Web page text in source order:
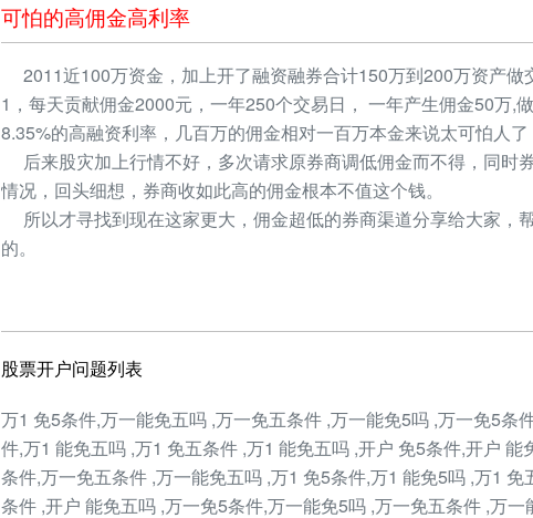
可怕的高佣金高利率
2011近100万资金，加上开了融资融券合计150万到200万资产做
1，每天贡献佣金2000元，一年250个交易日， 一年产生佣金50万,
8.35%的高融资利率，几百万的佣金相对一百万本金来说太可怕人了
后来股灾加上行情不好，多次请求原券商调低佣金而不得，同时
情况，回头细想，券商收如此高的佣金根本不值这个钱。
所以才寻找到现在这家更大，佣金超低的券商渠道分享给大家，
的。
股票开户问题列表
万1 免5条件,万一能免五吗 ,万一免五条件 ,万一能免5吗 ,万一免5条
件,万1 能免五吗 ,万1 免五条件 ,万1 能免五吗 ,开户 免5条件,开户
条件,万一免五条件 ,万一能免五吗 ,万1 免5条件,万1 能免5吗 ,万1
条件 ,开户 能免五吗 ,万一免5条件,万一能免5吗 ,万一免五条件 ,万